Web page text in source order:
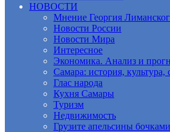
НОВОСТИ
Мнение Георгия
Новости России
Новости Мира
Интересное
Экономика. Анализ и
Самара: история, культура,
Глас народа
Кухня Самары
Туризм
Недвижимость
Грузите апельсины бочками